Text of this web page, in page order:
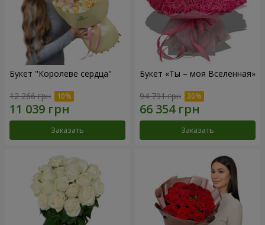
Букет "Королеве сердца"
12 266 грн
Заказать
Букет «Ты – моя Вселенная»
94 791 грн
Заказать